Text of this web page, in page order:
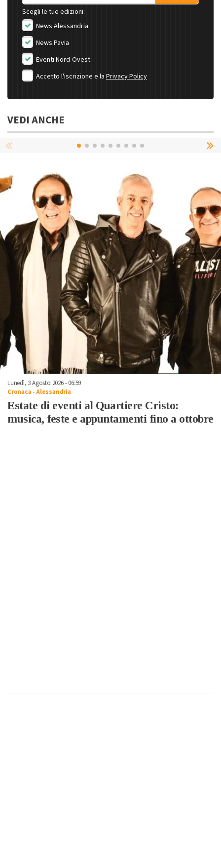
Scegli le tue edizioni:
News Alessandria
News Pavia
Eventi Nord-Ovest
Accetto l'iscrizione e la Privacy Policy
VEDI ANCHE
Lunedì, 3 Agosto 2026 - 06:59
Cronaca-Alessandria
Estate di eventi al Quartiere Cristo:
musica, feste e appuntamenti fino a ottobre